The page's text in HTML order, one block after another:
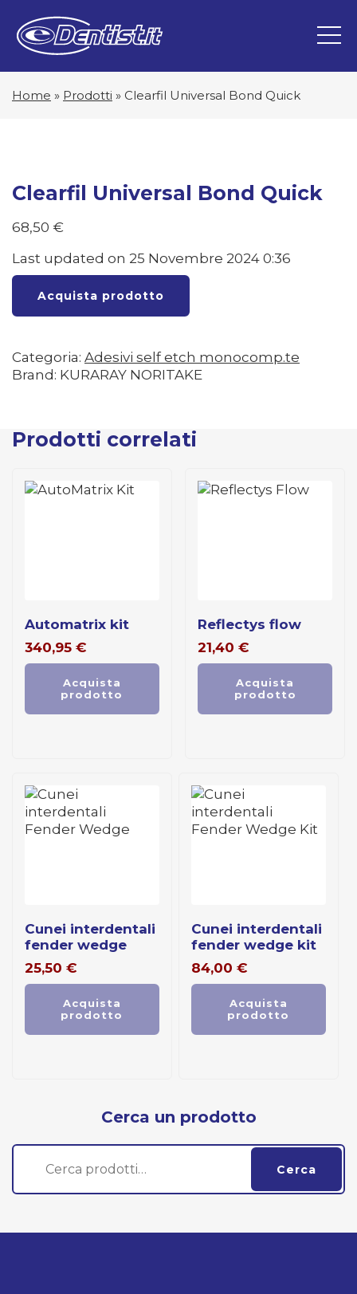
Home » Prodotti » Clearfil Universal Bond Quick
Clearfil Universal Bond Quick
68,50 €
Last updated on 25 Novembre 2024 0:36
Acquista prodotto
Categoria: Adesivi self etch monocomp.te
Brand: KURARAY NORITAKE
Prodotti correlati
automatrix kit
340,95 €
Acquista
prodotto
reflectys flow
21,40 €
Acquista
prodotto
cunei interdentali
fender wedge
25,50 €
Acquista
prodotto
cunei interdentali
fender wedge kit
84,00 €
Acquista
prodotto
Cerca un prodotto
Cerca:
Cerca